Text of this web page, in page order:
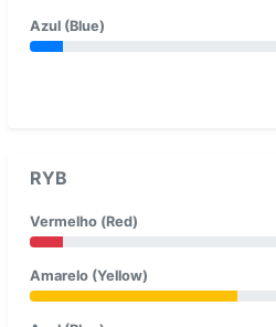
Azul (Blue)
RYB
Vermelho (Red)
Amarelo (Yellow)